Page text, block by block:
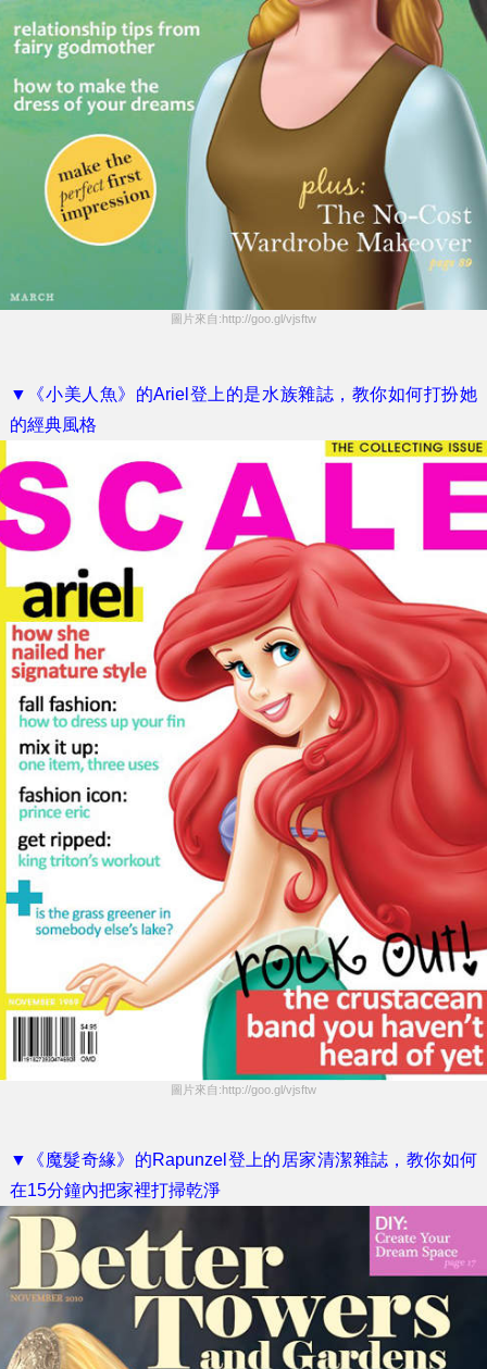
圖片來自:http://goo.gl/vjsftw
▼《小美人魚》的Ariel登上的是水族雜誌，教你如何打扮她
的經典風格
圖片來自:http://goo.gl/vjsftw
▼《魔髮奇緣》的Rapunzel登上的居家清潔雜誌，教你如何
在15分鐘內把家裡打掃乾淨